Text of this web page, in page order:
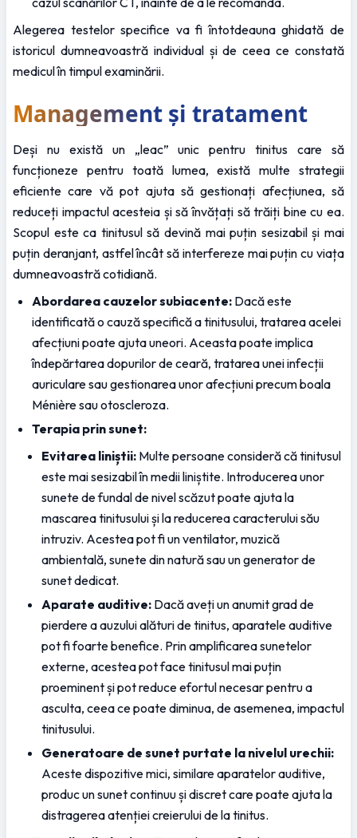
Alegerea testelor specifice va fi întotdeauna ghidată de
istoricul dumneavoastră individual și de ceea ce constată
medicul în timpul examinării.
Management și tratament
Deși nu există un „leac” unic pentru tinitus care să
funcționeze pentru toată lumea, există multe strategii
eficiente care vă pot ajuta să gestionați afecțiunea, să
reduceți impactul acesteia și să învățați să trăiți bine cu ea.
Scopul este ca tinitusul să devină mai puțin sesizabil și mai
puțin deranjant, astfel încât să interfereze mai puțin cu viața
dumneavoastră cotidiană.
Abordarea cauzelor subiacente: Dacă este
identificată o cauză specifică a tinitusului, tratarea acelei
afecțiuni poate ajuta uneori. Aceasta poate implica
îndepărtarea dopurilor de ceară, tratarea unei infecții
auriculare sau gestionarea unor afecțiuni precum boala
Ménière sau otoscleroza.
Terapia prin sunet:
Evitarea liniștii: Multe persoane consideră că tinitusul
este mai sesizabil în medii liniștite. Introducerea unor
sunete de fundal de nivel scăzut poate ajuta la
mascarea tinitusului și la reducerea caracterului său
intruziv. Acestea pot fi un ventilator, muzică
ambientală, sunete din natură sau un generator de
sunet dedicat.
Aparate auditive: Dacă aveți un anumit grad de
pierdere a auzului alături de tinitus, aparatele auditive
pot fi foarte benefice. Prin amplificarea sunetelor
externe, acestea pot face tinitusul mai puțin
proeminent și pot reduce efortul necesar pentru a
asculta, ceea ce poate diminua, de asemenea, impactul
tinitusului.
Generatoare de sunet purtate la nivelul urechii:
Aceste dispozitive mici, similare aparatelor auditive,
produc un sunet continuu și discret care poate ajuta la
distragerea atenției creierului de la tinitus.